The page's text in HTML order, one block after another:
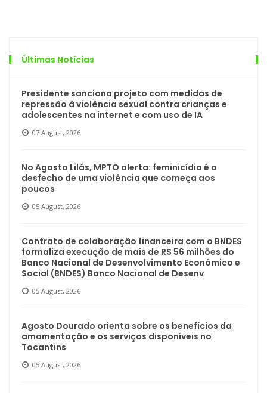
Últimas Notícias
Presidente sanciona projeto com medidas de
repressão à violência sexual contra crianças e
adolescentes na internet e com uso de IA
07 August, 2026
No Agosto Lilás, MPTO alerta: feminicídio é o
desfecho de uma violência que começa aos
poucos
05 August, 2026
Contrato de colaboração financeira com o BNDES
formaliza execução de mais de R$ 56 milhões do
Banco Nacional de Desenvolvimento Econômico e
Social (BNDES) Banco Nacional de Desenv
05 August, 2026
Agosto Dourado orienta sobre os benefícios da
amamentação e os serviços disponíveis no
Tocantins
05 August, 2026